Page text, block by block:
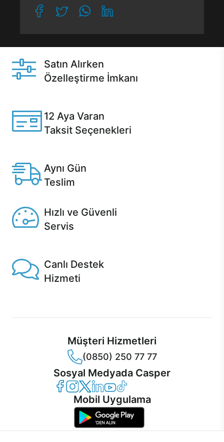
Satın Alırken
Özelleştirme İmkanı
12 Aya Varan
Taksit Seçenekleri
Aynı Gün
Teslim
Hızlı ve Güvenli
Servis
Canlı Destek
Hizmeti
Müşteri Hizmetleri
(0850) 250 77 77
Sosyal Medyada Casper
Casper Facebook
Casper Instagram
Casper Twitter
Casper LinkedIn
Casper YouTube
Casper TikTok
Mobil Uygulama